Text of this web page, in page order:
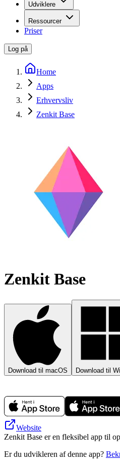
Udviklere
Ressourcer
Priser
Log på
Home
Apps
Erhvervsliv
Zenkit Base
Zenkit Base
Download til macOS Download til
Website
Zenkit Base er en fleksibel app til
Er du udvikleren af denne app?